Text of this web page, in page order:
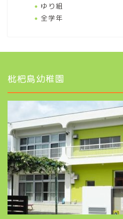
ゆり組
全学年
枇杷島幼稚園